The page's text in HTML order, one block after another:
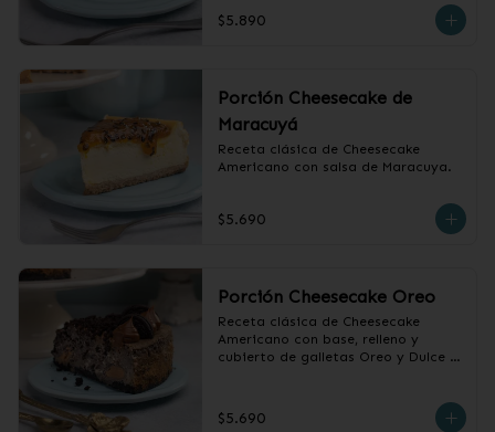
$5.890
Porción Cheesecake de
Maracuyá
Receta clásica de Cheesecake
Americano con salsa de Maracuya.
$5.690
Porción Cheesecake Oreo
Receta clásica de Cheesecake
Americano con base, relleno y
cubierto de galletas Oreo y Dulce
$5.690